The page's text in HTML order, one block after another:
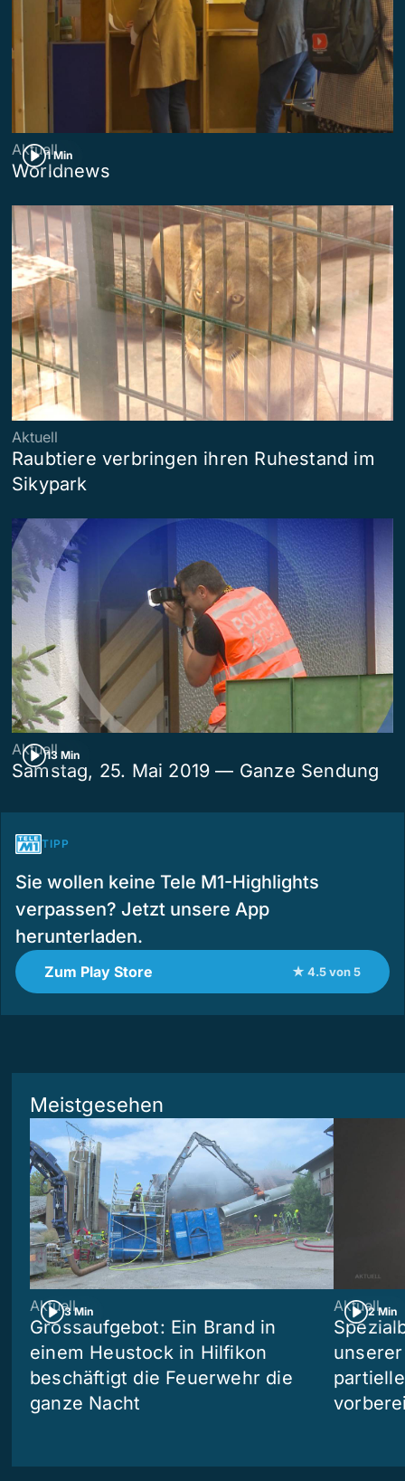
1 Min
Aktuell
Worldnews
Aktuell
Raubtiere verbringen ihren Ruhestand im
Sikypark
13 Min
Aktuell
Samstag, 25. Mai 2019 — Ganze Sendung
TIPP
Sie wollen keine Tele M1-Highlights
verpassen? Jetzt unsere App
herunterladen.
Zum Play Store ★ 4.5 von 5
Meistgesehen
3 Min
Aktuell
Grossaufgebot: Ein Brand in
einem Heustock in Hilfikon
beschäftigt die Feuerwehr die
ganze Nacht
2 Min
Aktuell